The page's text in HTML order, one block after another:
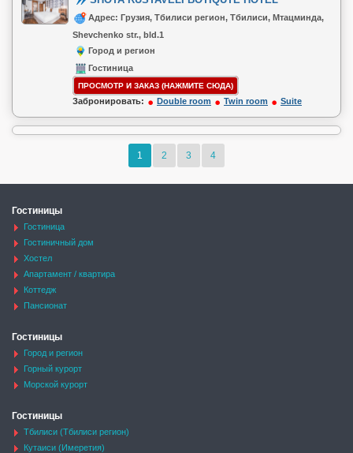
Адрес: Грузия, Тбилиси регион, Тбилиси, Мтацминда,
Shevchenko str., bld.1
Город и регион
Гостиница
ПРОСМОТР И ЗАКАЗ (НАЖМИТЕ СЮДА)
Забронировать: Double room Twin room Suite
1 2 3 4
Гостиницы
Гостиница
Гостиничный дом
Хостел
Апартамент / квартира
Коттедж
Пансионат
Гостиницы
Город и регион
Горный курорт
Морской курорт
Гостиницы
Тбилиси (Тбилиси регион)
Кутаиси (Имеретия)